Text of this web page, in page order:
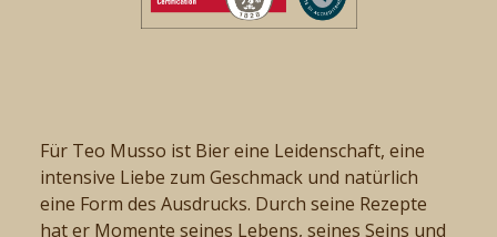
Für Teo Musso ist Bier eine Leidenschaft, eine
intensive Liebe zum Geschmack und natürlich
eine Form des Ausdrucks. Durch seine Rezepte
hat er Momente seines Lebens, seines Seins und